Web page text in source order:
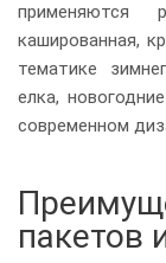
применяются
кашированная,
тематике
елка,
современном
пакетов